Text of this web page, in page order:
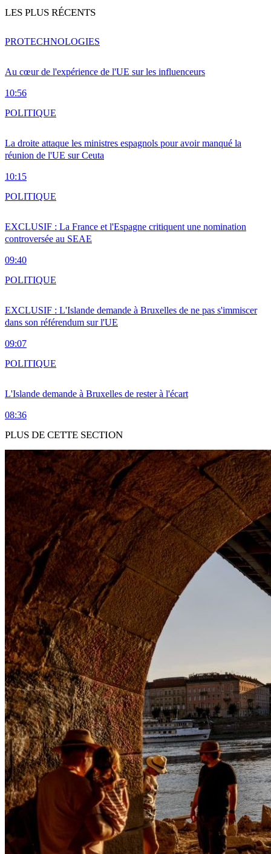
LES PLUS RÉCENTS
Au cœur de l'expérience de l'UE sur les influenceurs
10:56
PROTECHNOLOGIES
La droite attaque les ministres espagnols pour avoir manqué la
réunion de l'UE sur Ceuta
10:15
POLITIQUE
EXCLUSIF : La France et l'Espagne critiquent une nomination
controversée au SEAE
09:40
POLITIQUE
EXCLUSIF : L'Islande demande à Bruxelles de ne pas s'immiscer
dans son référendum sur l'UE
09:07
POLITIQUE
L'Islande demande à Bruxelles de rester à l'écart
08:36
POLITIQUE
PLUS DE CETTE SECTION